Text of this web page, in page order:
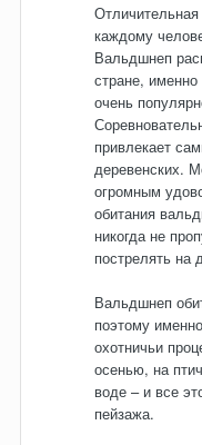
каждому
Вальдшнеп
стране, именно
очень
привлекает
деревенских.
огромным
обитания
никогда не
пострелять на
Вальдшнеп
поэтому
охотничьи
осенью, на
воде – и все
пейзажа.